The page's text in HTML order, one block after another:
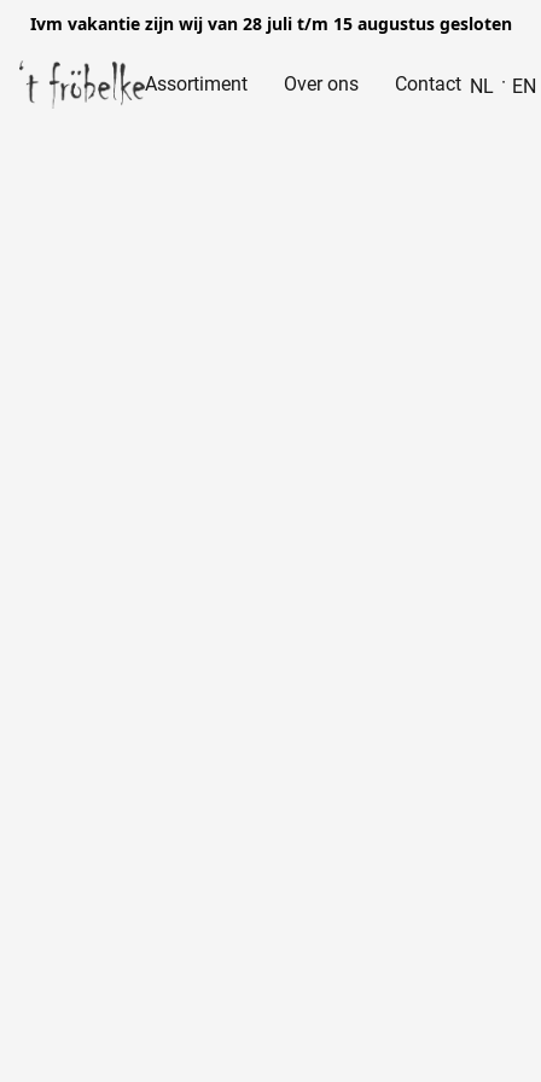
Ivm vakantie zijn wij van 28 juli t/m 15 augustus gesloten
Assortiment Over ons Contact NL EN